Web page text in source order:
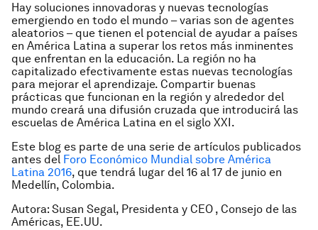
Hay soluciones innovadoras y nuevas tecnologías
emergiendo en todo el mundo – varias son de agentes
aleatorios – que tienen el potencial de ayudar a países
en América Latina a superar los retos más inminentes
que enfrentan en la educación. La región no ha
capitalizado efectivamente estas nuevas tecnologías
para mejorar el aprendizaje. Compartir buenas
prácticas que funcionan en la región y alrededor del
mundo creará una difusión cruzada que introducirá las
escuelas de América Latina en el siglo XXI.
Este blog es parte de una serie de artículos publicados
antes del Foro Económico Mundial sobre América
Latina 2016, que tendrá lugar del 16 al 17 de junio en
Medellín, Colombia.
Autora: Susan Segal, Presidenta y CEO , Consejo de las
Américas, EE.UU.